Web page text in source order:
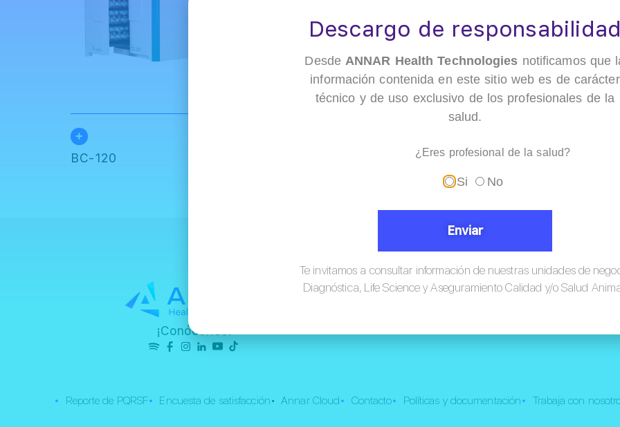
+
BC-120 URIT-560
¡Conócenos!
• Reporte de PQRSF• Encuesta de satisfacción• Annar Cloud• Contacto• Políticas y documentación• Trabaja con
Descargo de
Desde ANNAR Health Technologies notificamos que
información contenida en este sitio web es de carácter
técnico y de uso exclusivo de los profesionales de la
salud.
¿Eres profesional de la salud?
Si No
Enviar
Te invitamos a consultar información de nuestras unidades de
Diagnóstica, Life Science y Aseguramiento Calidad y/o Salud